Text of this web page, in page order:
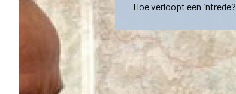
Hoe verloopt een intrede?